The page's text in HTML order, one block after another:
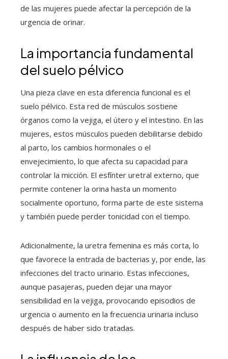
de las mujeres puede afectar la percepción de la
urgencia de orinar.
La importancia fundamental
del suelo pélvico
Una pieza clave en esta diferencia funcional es el
suelo pélvico. Esta red de músculos sostiene
órganos como la vejiga, el útero y el intestino. En las
mujeres, estos músculos pueden debilitarse debido
al parto, los cambios hormonales o el
envejecimiento, lo que afecta su capacidad para
controlar la micción. El esfínter uretral externo, que
permite contener la orina hasta un momento
socialmente oportuno, forma parte de este sistema
y también puede perder tonicidad con el tiempo.
Adicionalmente, la uretra femenina es más corta, lo
que favorece la entrada de bacterias y, por ende, las
infecciones del tracto urinario. Estas infecciones,
aunque pasajeras, pueden dejar una mayor
sensibilidad en la vejiga, provocando episodios de
urgencia o aumento en la frecuencia urinaria incluso
después de haber sido tratadas.